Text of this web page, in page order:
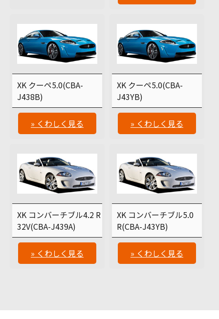
XK クーペ5.0(CBA-
J438B)
» くわしく見る
XK クーペ5.0(CBA-
J43YB)
» くわしく見る
XK コンバーチブル4.2 R
32V(CBA-J439A)
» くわしく見る
XK コンバーチブル5.0
R(CBA-J43YB)
» くわしく見る